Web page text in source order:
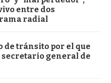
entre dos
radial
de tránsito por el que
secretario general de